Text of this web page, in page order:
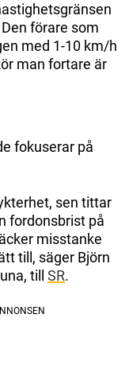
förare som
med 1-10 km/h
man fortare är
fokuserar på
sen tittar
fordonsbrist på
misstanke
till, säger Björn
till SR.